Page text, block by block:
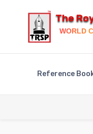
The
WORLD
Reference